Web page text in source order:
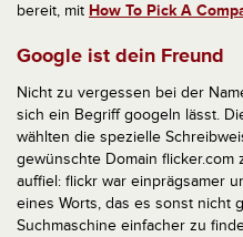
bereit, mit How To Pick A
Google ist dein Freund
Nicht zu vergessen bei der
sich ein Begriff googeln lässt.
wählten die spezielle
gewünschte Domain flicker.com
auffiel: flickr war einprägsamer
eines Worts, das es sonst nicht
Suchmaschine einfacher zu